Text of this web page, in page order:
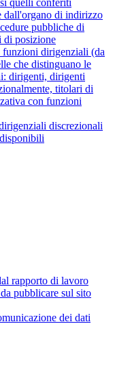
quelli conferiti
dall'organo di indirizzo
pubbliche di
di posizione
funzioni dirigenziali (da
che distinguano le
dirigenti, dirigenti
titolari di
con funzioni
discrezionali
rapporto di lavoro
pubblicare sul sito
dei dati